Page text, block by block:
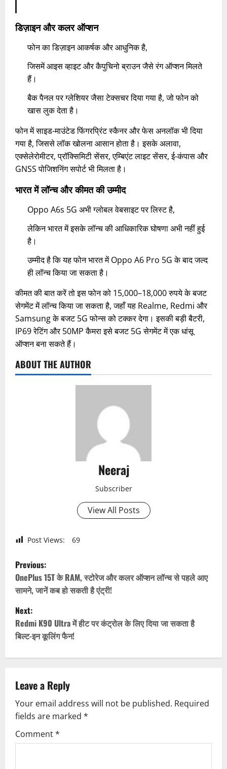
डिज़ाइन और कलर ऑप्शन
फोन का डिज़ाइन आकर्षक और आधुनिक है,
जिसमें आइस व्हाइट और कैपुचिनो ब्राउन जैसे रंग ऑप्शन मिलते
हैं।
बैक पैनल पर ग्लेशियर जैसा टेक्सचर दिया गया है, जो फोन को
खास लुक देता है।
फोन में साइड-माउंटेड फिंगरप्रिंट स्कैनर और फेस अनलॉक भी दिया
गया है, जिससे लॉक खोलना आसान होता है। इसके अलावा,
एक्सेलेरोमीटर, प्रॉक्सिमिटी सेंसर, एम्बिएंट लाइट सेंसर, ई-कंपास और
GNSS पोजिशनिंग सपोर्ट भी मिलता है।
भारत में लॉन्च और कीमत की उम्मीद
Oppo A6s 5G अभी ग्लोबल वेबसाइट पर लिस्ट है,
लेकिन भारत में इसके लॉन्च की आधिकारिक घोषणा अभी नहीं हुई
है।
उम्मीद है कि यह फोन भारत में Oppo A6 Pro 5G के बाद जल्द
ही लॉन्च किया जा सकता है।
कीमत की बात करें तो इस फोन को 15,000–18,000 रुपये के बजट
सेगमेंट में लॉन्च किया जा सकता है, जहाँ यह Realme, Redmi और
Samsung के बजट 5G फोन्स को टक्कर देगा। इसकी बड़ी बैटरी,
IP69 रेटिंग और 50MP कैमरा इसे बजट 5G सेगमेंट में एक धांसू
ऑप्शन बना सकते हैं।
ABOUT THE AUTHOR
Neeraj
Subscriber
View All Posts
Post Views: 69
P
o
s
t
n
v
i
g
Previous:
OnePlus 15T के RAM, स्टोरेज और कलर ऑप्शन लॉन्च से पहले आए
सामने, जानें कब हो सकती है एंट्री!
Next:
Redmi K90 Ultra में हीट पर कंट्रोल के लिए दिया जा सकता है
बिल्ट-इन कूलिंग फैन!
Leave a Reply
Your email address will not be published. Required
fields are marked *
Comment*